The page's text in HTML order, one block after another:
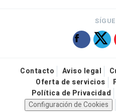
Contacto Aviso legal
Oferta de servicios
Política de Privacidad
Configuración de Cookies